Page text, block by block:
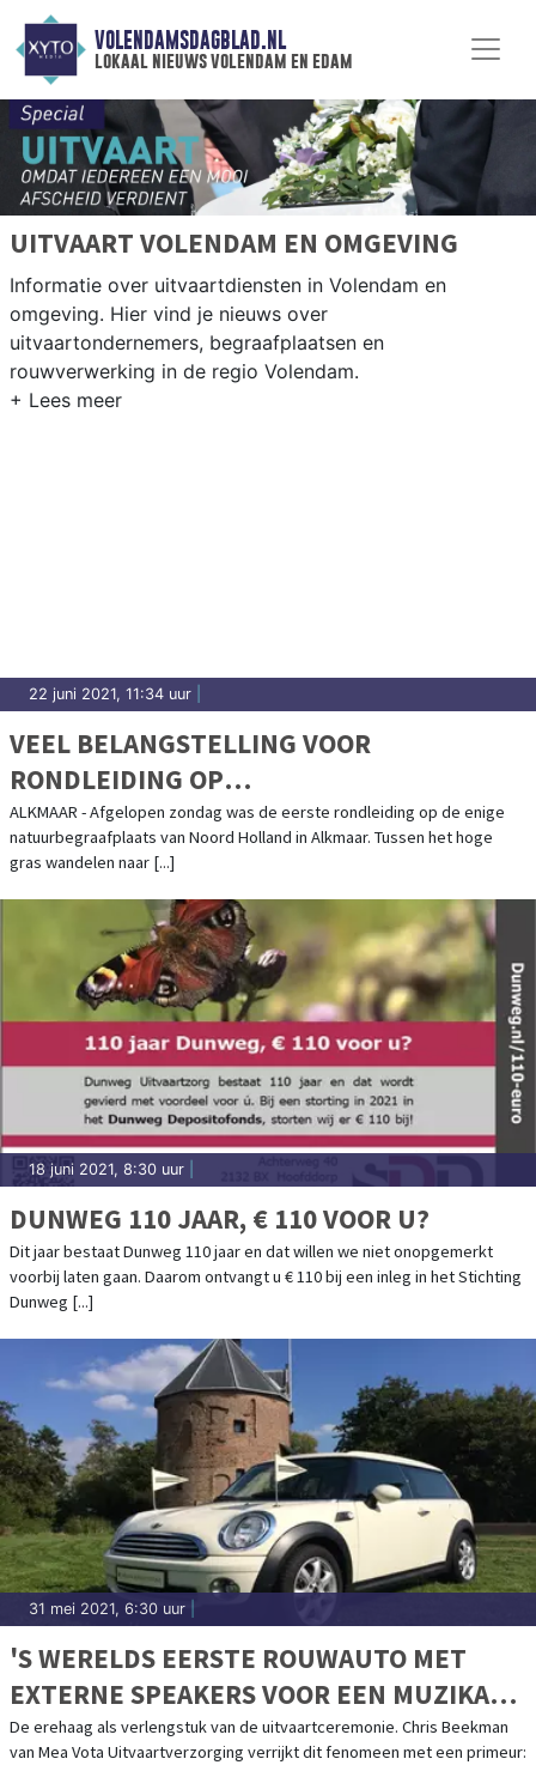
VOLENDAMSDAGBLAD.NL
lokaal nieuws volendam en edam
UITVAART VOLENDAM EN OMGEVING
Informatie over uitvaartdiensten in Volendam en
omgeving. Hier vind je nieuws over
uitvaartondernemers, begraafplaatsen en
rouwverwerking in de regio Volendam.
22 juni 2021, 11:34 uur
VEEL BELANGSTELLING VOOR
RONDLEIDING OP
NATUURBEGRAAFPLAATS GEESTMERLOO
ALKMAAR - Afgelopen zondag was de eerste rondleiding op de enige
natuurbegraafplaats van Noord Holland in Alkmaar. Tussen het hoge
gras wandelen naar [...]
18 juni 2021, 8:30 uur
DUNWEG 110 JAAR, € 110 VOOR U?
Dit jaar bestaat Dunweg 110 jaar en dat willen we niet onopgemerkt
voorbij laten gaan. Daarom ontvangt u € 110 bij een inleg in het Stichting
Dunweg [...]
31 mei 2021, 6:30 uur
'S WERELDS EERSTE ROUWAUTO MET
EXTERNE SPEAKERS VOOR EEN MUZIKALE,
PERSOONLIJKE LAATSTE RIT
De erehaag als verlengstuk van de uitvaartceremonie. Chris Beekman
van Mea Vota Uitvaartverzorging verrijkt dit fenomeen met een primeur: